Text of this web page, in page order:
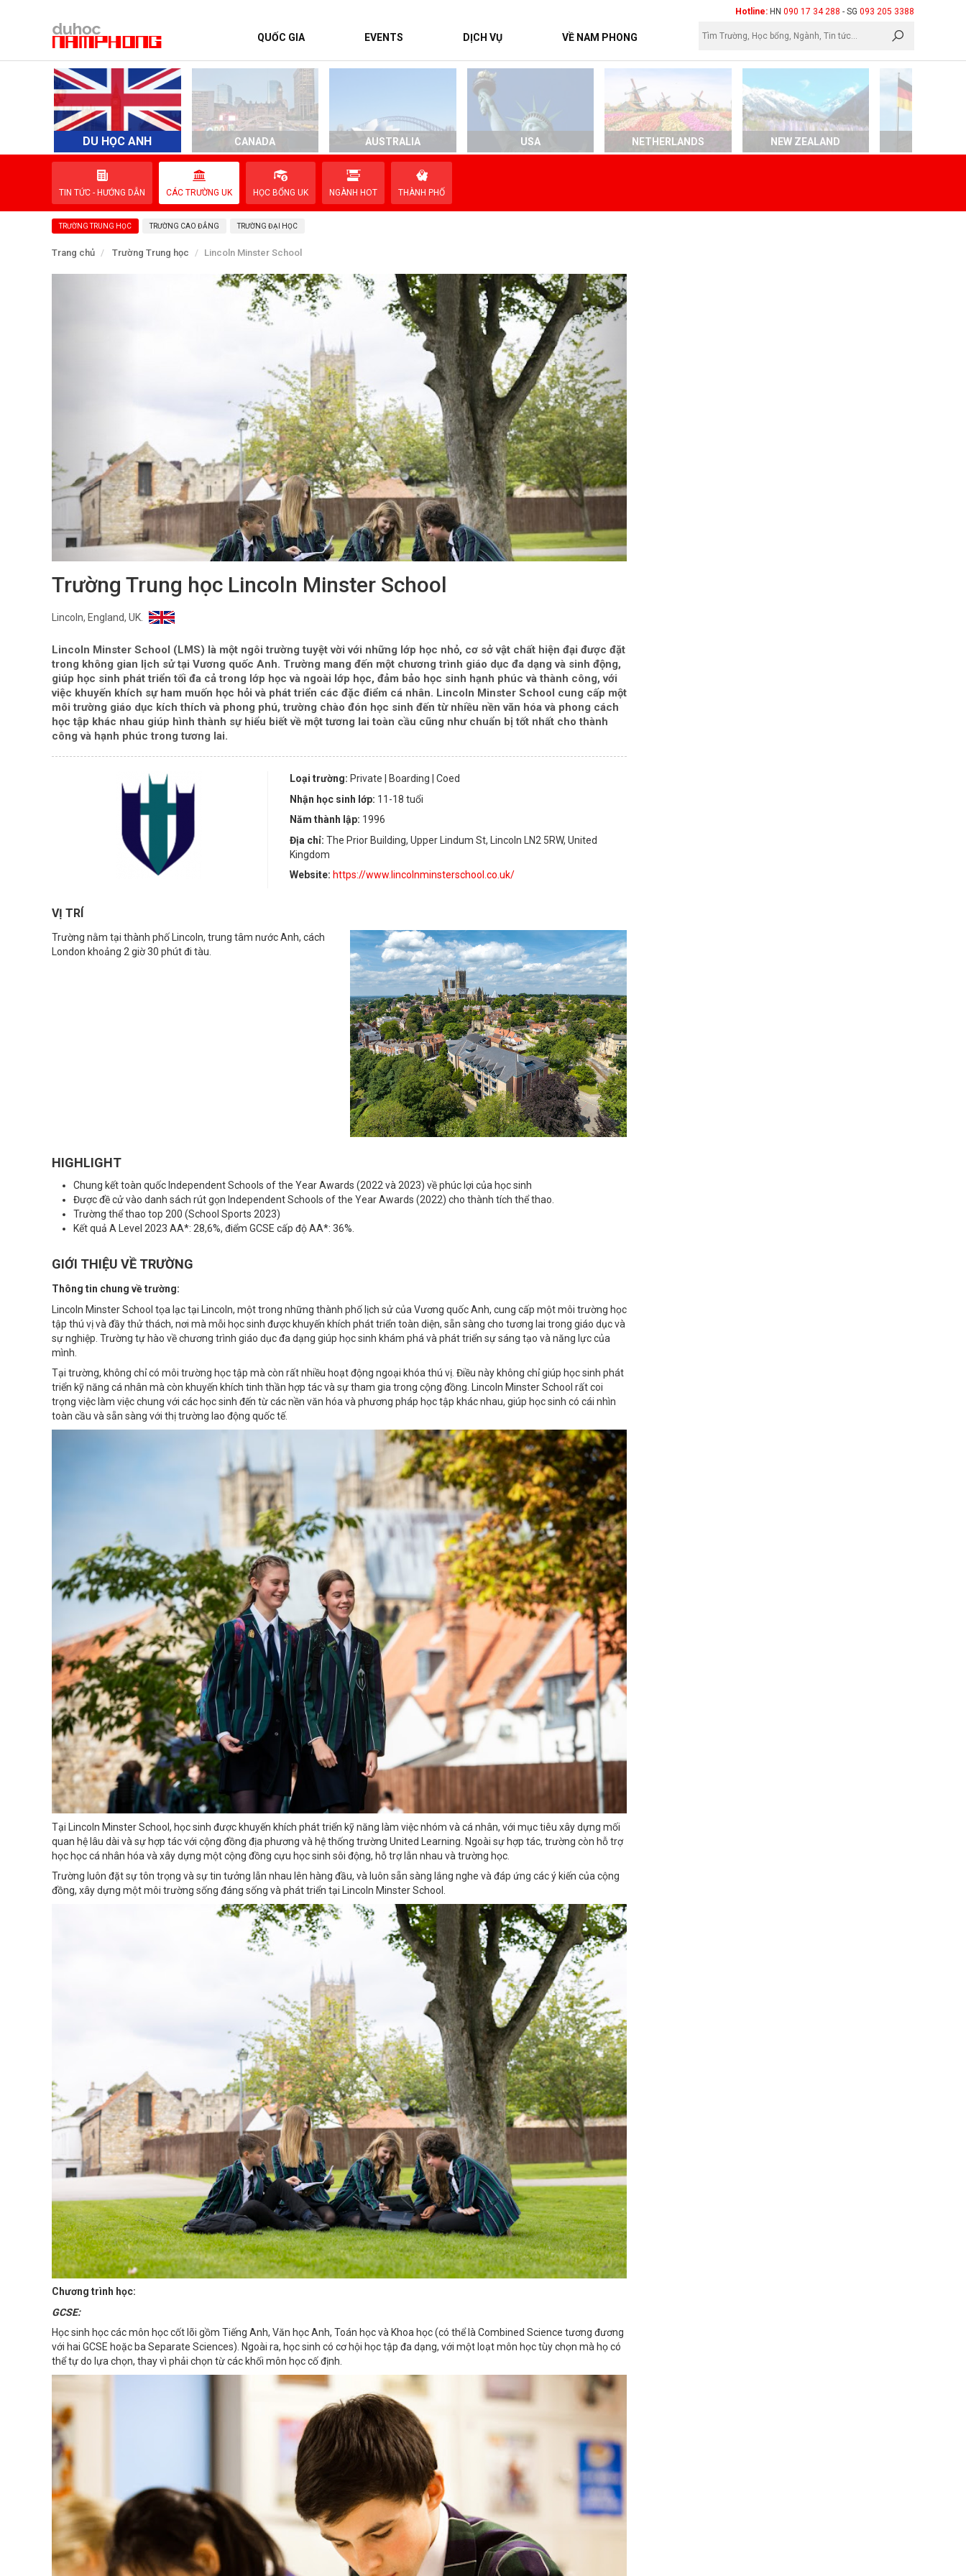
Hotline: HN 090 17 34 288 - SG 093 205 3388
QUỐC GIA EVENTS DỊCH VỤ VỀ NAM PHONG
DU HỌC ANH CANADA AUSTRALIA USA NETHERLANDS NEW ZEALAND
TIN TỨC - HƯỚNG DẪN CÁC TRƯỜNG UK HỌC BỔNG UK NGÀNH HOT THÀNH PHỐ
TRƯỜNG TRUNG HỌC TRƯỜNG CAO ĐẲNG TRƯỜNG ĐẠI HỌC
Trang chủ Trường Trung học Lincoln Minster School
Trường Trung học Lincoln Minster School
Lincoln, England, UK.
Lincoln Minster School (LMS) là một ngôi trường tuyệt vời với những lớp học nhỏ, cơ sở vật chất hiện đại được đặt
trong không gian lịch sử tại Vương quốc Anh. Trường mang đến một chương trình giáo dục đa dạng và sinh động,
giúp học sinh phát triển tối đa cả trong lớp học và ngoài lớp học, đảm bảo học sinh hạnh phúc và thành công, với
việc khuyến khích sự ham muốn học hỏi và phát triển các đặc điểm cá nhân. Lincoln Minster School cung cấp một
môi trường giáo dục kích thích và phong phú, trường chào đón học sinh đến từ nhiều nền văn hóa và phong cách
học tập khác nhau giúp hình thành sự hiểu biết về một tương lai toàn cầu cũng như chuẩn bị tốt nhất cho thành
công và hạnh phúc trong tương lai.
Loại trường: Private | Boarding
| Coed
Nhận học sinh lớp: 11-18 tuổi
Năm thành lập: 1996
Địa chỉ:The Prior Building, Upper Lindum St, Lincoln LN2 5RW, United
Kingdom
Website: https://www.lincolnminsterschool.co.uk/
VỊ TRÍ
Trường nằm tại thành phố Lincoln, trung tâm nước Anh, cách
London khoảng 2 giờ 30 phút đi tàu.
HIGHLIGHT
Chung kết toàn quốc Independent Schools of the Year Awards (2022 và 2023) về phúc lợi của học sinh
Được đề cử vào danh sách rút gọn Independent Schools of the Year Awards (2022) cho thành tích thể thao.
Trường thể thao top 200 (School Sports 2023)
Kết quả A Level 2023 AA*: 28,6%, điểm GCSE cấp độ AA*: 36%.
GIỚI THIỆU VỀ TRƯỜNG
Thông tin chung về trường:
Lincoln Minster School tọa lạc tại Lincoln, một trong những thành phố lịch sử của Vương quốc Anh, cung cấp một môi trường học
tập thú vị và đầy thử thách, nơi mà mỗi học sinh được khuyến khích phát triển toàn diện, sẵn sàng cho tương lai trong giáo dục và
sự nghiệp. Trường tự hào về chương trình giáo dục đa dạng giúp học sinh khám phá và phát triển sự sáng tạo và năng lực của
mình.
Tại trường, không chỉ có môi trường học tập mà còn rất nhiều hoạt động ngoại khóa thú vị. Điều này không chỉ giúp học sinh phát
triển kỹ năng cá nhân mà còn khuyến khích tinh thần hợp tác và sự tham gia trong cộng đồng. Lincoln Minster School rất coi
trọng việc làm việc chung với các học sinh đến từ các nền văn hóa và phương pháp học tập khác nhau, giúp học sinh có cái nhìn
toàn cầu và sẵn sàng với thị trường lao động quốc tế.
Tại Lincoln Minster School, học sinh được khuyến khích phát triển kỹ năng làm việc nhóm và cá nhân, với mục tiêu xây dựng mối
quan hệ lâu dài và sự hợp tác với cộng đồng địa phương và hệ thống trường United Learning. Ngoài sự hợp tác, trường còn hỗ trợ
học học cá nhân hóa và xây dựng một cộng đồng cựu học sinh sôi động, hỗ trợ lẫn nhau và trường học.
Trường luôn đặt sự tôn trọng và sự tin tưởng lẫn nhau lên hàng đầu, và luôn sẵn sàng lắng nghe và đáp ứng các ý kiến của cộng
đồng, xây dựng một môi trường sống đáng sống và phát triển tại Lincoln Minster School.
Chương trình học:
GCSE:
Học sinh học các môn học cốt lõi gồm Tiếng Anh, Văn học Anh, Toán học và Khoa học (có thể là Combined Science tương đương
với hai GCSE hoặc ba Separate Sciences). Ngoài ra, học sinh có cơ hội học tập đa dạng, với một loạt môn học tùy chọn mà họ có
thể tự do lựa chọn, thay vì phải chọn từ các khối môn học cố định.
TRANG CHỦ
QUỐC GIA
EVENTS
LIÊN HỆ